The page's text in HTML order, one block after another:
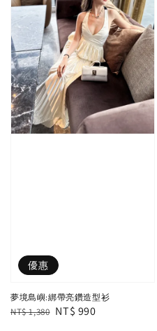
優惠
夢境島嶼:綁帶亮鑽造型衫
Regular
NT$ 1,380 Sale
NT$ 990